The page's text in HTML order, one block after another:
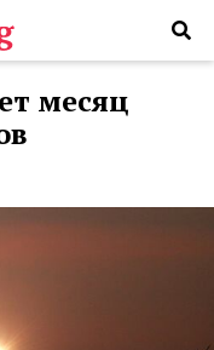
месяц